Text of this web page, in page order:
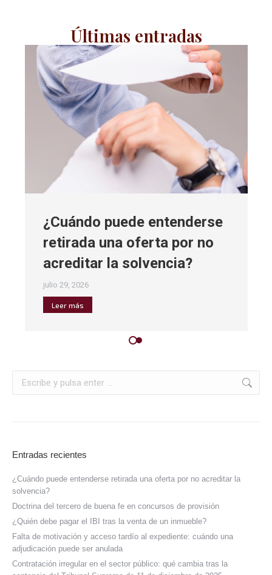
Últimas entradas
¿Cuándo puede entenderse
retirada una oferta por no
acreditar la solvencia?
julio 29, 2026
Leer más
Entradas recientes
¿Cuándo puede entenderse retirada una oferta por no acreditar la
solvencia?
Doctrina del tercero de buena fe en concursos de provisión
¿Quién debe pagar el IBI tras la venta de un inmueble?
Falta de motivación y acceso tardío al expediente: cuándo una
adjudicación puede ser anulada
Contratación irregular en el sector público: qué cambia tras la